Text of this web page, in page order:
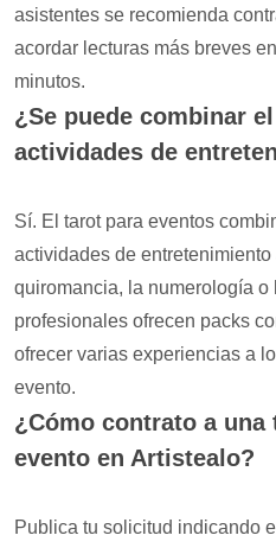
asistentes se recomienda
acordar lecturas más breves
minutos.
¿Se puede combinar
actividades de
Sí. El tarot para eventos
actividades de
quiromancia, la numerología o
profesionales ofrecen packs
ofrecer varias experiencias a
evento.
¿Cómo contrato a
evento en Artistealo?
Publica tu solicitud indicando